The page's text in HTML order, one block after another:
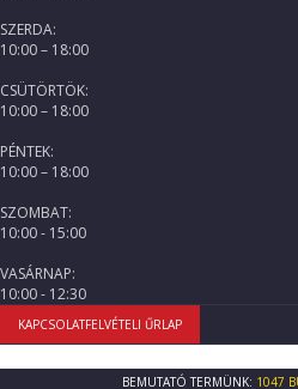
SZERDA:
10:00 – 18:00
CSÜTÖRTÖK:
10:00 – 18:00
PÉNTEK:
10:00 – 18:00
SZOMBAT:
10:00 - 15:00
VASÁRNAP:
10:00 - 12:30
KAPCSOLATFELVÉTELI ŰRLAP
BEMUTATÓ TERMÜNK: 1047